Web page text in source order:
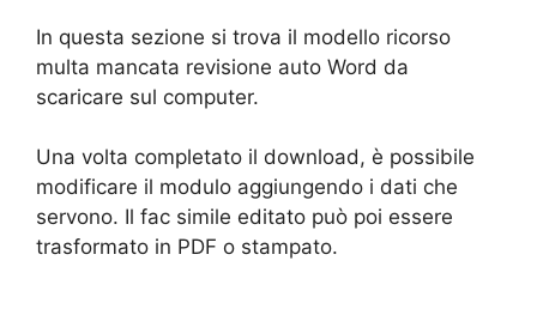
In questa sezione si trova il modello ricorso
multa mancata revisione auto Word da
scaricare sul computer.
Una volta completato il download, è possibile
modificare il modulo aggiungendo i dati che
servono. Il fac simile editato può poi essere
trasformato in PDF o stampato.